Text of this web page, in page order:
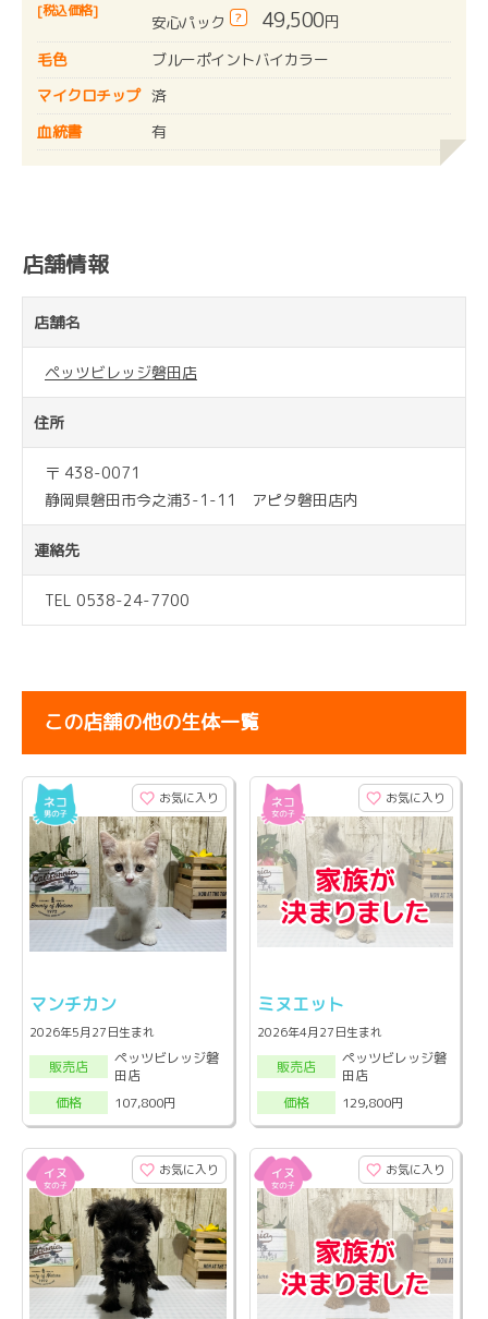
[税込価格]
安心パック ? 49,500円
毛色
ブルーポイントバイカラー
マイクロチップ 済
血統書
有
店舗情報
店舗名
ペッツビレッジ磐田店
住所
〒 438-0071
静岡県磐田市今之浦3-1-11 アピタ磐田店内
連絡先
TEL 0538-24-7700
この店舗の他の生体一覧
お気に入り
マンチカン
2026年5月27日生まれ
販売店
ペッツビレッジ磐
田店
価格
107,800円
お気に入り
ミヌエット
2026年4月27日生まれ
販売店
ペッツビレッジ磐
田店
価格
129,800円
お気に入り お気に入り